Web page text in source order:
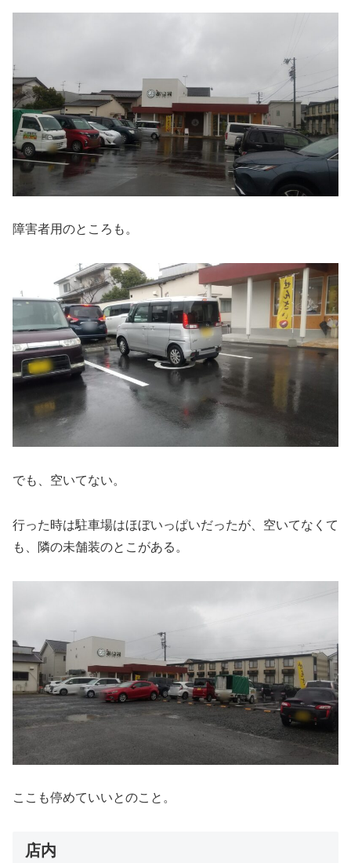
障害者用のところも。
でも、空いてない。
行った時は駐車場はほぼいっぱいだったが、空いてなくて
も、隣の未舗装のとこがある。
ここも停めていいとのこと。
店内